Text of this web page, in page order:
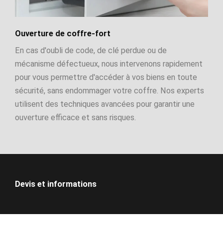
Ouverture de coffre-fort
En cas d'oubli de code, de clé perdue ou de
mécanisme défectueux, nous intervenons rapidement
pour vous permettre d'accéder à vos biens en toute
sécurité, sans endommager votre coffre. Nos experts
utilisent des techniques avancées pour garantir une
ouverture efficace et sans risques.
Devis et informations